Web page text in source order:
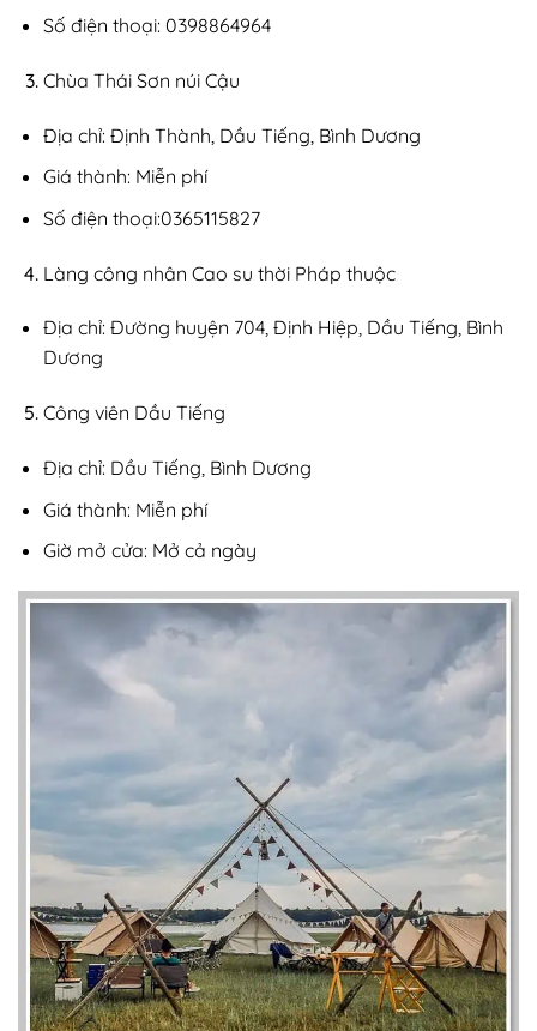
Số điện thoại: 0398864964
Chùa Thái Sơn núi Cậu
Địa chỉ: Định Thành, Dầu Tiếng, Bình Dương
Giá thành: Miễn phí
Số điện thoại:0365115827
Làng công nhân Cao su thời Pháp thuộc
Địa chỉ: Đường huyện 704, Định Hiệp, Dầu Tiếng, Bình
Dương
Công viên Dầu Tiếng
Địa chỉ: Dầu Tiếng, Bình Dương
Giá thành: Miễn phí
Giờ mở cửa: Mở cả ngày